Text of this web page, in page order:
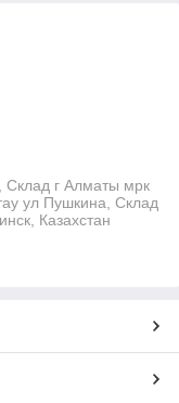
Склад г Алматы мрк
ул Пушкина, Склад
Казахстан